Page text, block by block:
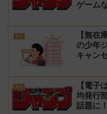
ゲーム
ブロッ
漫画
【無在
の少年
キャン
漫画
【電子
均発行
話題に